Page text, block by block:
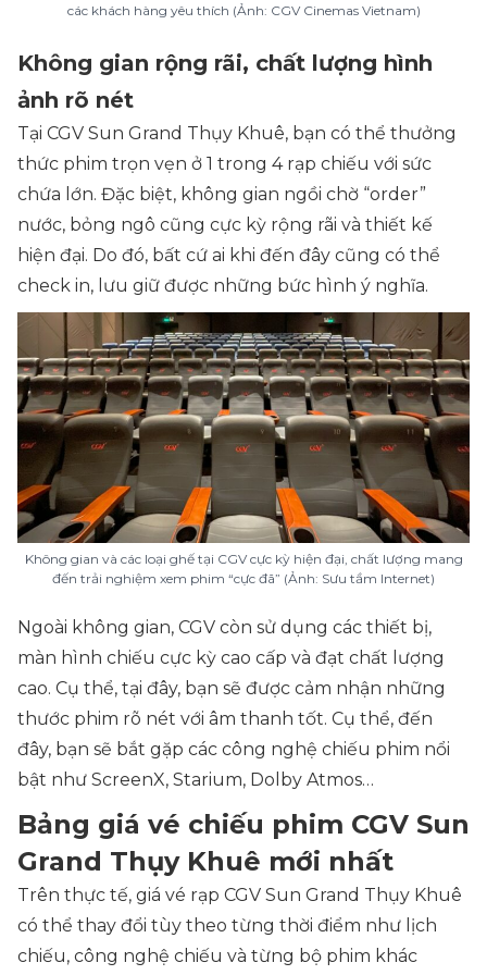
các khách hàng yêu thích (Ảnh: CGV Cinemas Vietnam)
Không gian rộng rãi, chất lượng hình
ảnh rõ nét
Tại CGV Sun Grand Thụy Khuê, bạn có thể thưởng
thức phim trọn vẹn ở 1 trong 4 rạp chiếu với sức
chứa lớn. Đặc biệt, không gian ngồi chờ “order”
nước, bỏng ngô cũng cực kỳ rộng rãi và thiết kế
hiện đại. Do đó, bất cứ ai khi đến đây cũng có thể
check in, lưu giữ được những bức hình ý nghĩa.
Không gian và các loại ghế tại CGV cực kỳ hiện đại, chất lượng mang
đến trải nghiệm xem phim “cực đã” (Ảnh: Sưu tầm Internet)
Ngoài không gian, CGV còn sử dụng các thiết bị,
màn hình chiếu cực kỳ cao cấp và đạt chất lượng
cao. Cụ thể, tại đây, bạn sẽ được cảm nhận những
thước phim rõ nét với âm thanh tốt. Cụ thể, đến
đây, bạn sẽ bắt gặp các công nghệ chiếu phim nổi
bật như ScreenX, Starium, Dolby Atmos…
Bảng giá vé chiếu phim CGV Sun
Grand Thụy Khuê mới nhất
Trên thực tế, giá vé rạp CGV Sun Grand Thụy Khuê
có thể thay đổi tùy theo từng thời điểm như lịch
chiếu, công nghệ chiếu và từng bộ phim khác